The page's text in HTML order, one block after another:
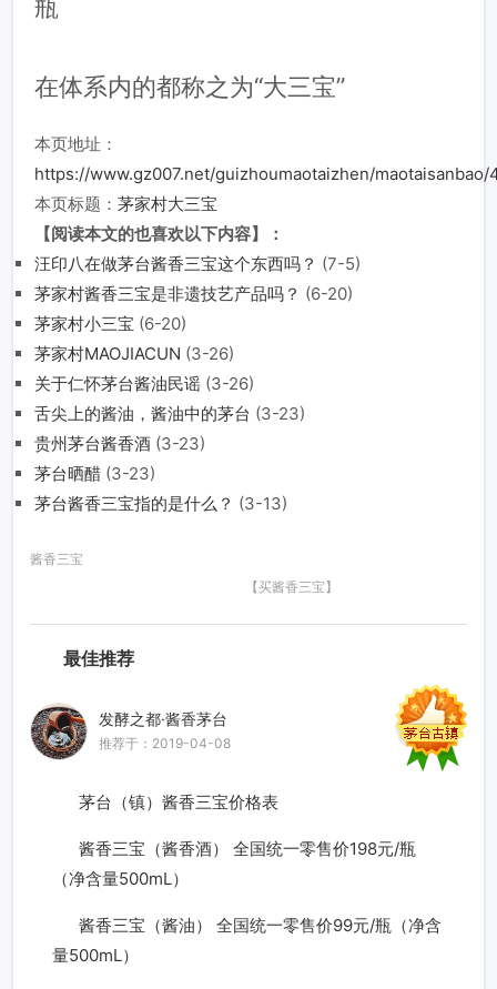
瓶
在体系内的都称之为“大三宝”
本页地址：
https://www.gz007.net/guizhoumaotaizhen/maotaisanbao/
本页标题：茅家村大三宝
【阅读本文的也喜欢以下内容】：
汪印八在做茅台酱香三宝这个东西吗？ (7-5)
茅家村酱香三宝是非遗技艺产品吗？ (6-20)
茅家村小三宝 (6-20)
茅家村MAOJIACUN (3-26)
关于仁怀茅台酱油民谣 (3-26)
舌尖上的酱油，酱油中的茅台 (3-23)
贵州茅台酱香酒 (3-23)
茅台晒醋 (3-23)
茅台酱香三宝指的是什么？ (3-13)
酱香三宝
【买酱香三宝】
最佳推荐
发酵之都·酱香茅台
推荐于：2019-04-08
茅台（镇）酱香三宝价格表
酱香三宝（酱香酒） 全国统一零售价198元/瓶
（净含量500mL）
酱香三宝（酱油） 全国统一零售价99元/瓶（净含
量500mL）